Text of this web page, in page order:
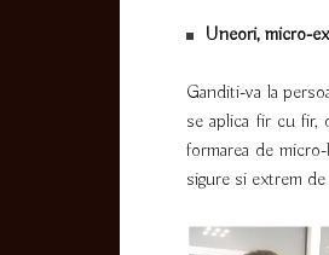
Uneori, micro-
Ganditi-va la
se aplica fir cu fir,
formarea de
sigure si extrem